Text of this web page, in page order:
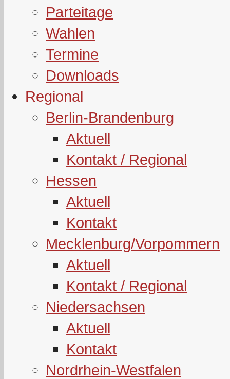
Parteitage
Wahlen
Termine
Downloads
Regional
Berlin-Brandenburg
Aktuell
Kontakt / Regional
Hessen
Aktuell
Kontakt
Mecklenburg/Vorpommern
Aktuell
Kontakt / Regional
Niedersachsen
Aktuell
Kontakt
Nordrhein-Westfalen